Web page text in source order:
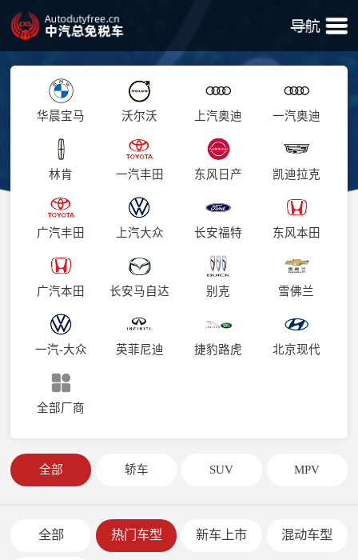
华晨宝马 沃尔沃 上汽奥迪 一汽奥迪
林肯 一汽丰田 东风日产 凯迪拉克
广汽丰田 上汽大众 长安福特 东风本田
广汽本田 长安马自达 别克 雪佛兰
一汽-大众 英菲尼迪 捷豹路虎 北京现代
全部厂商
全部 轿车 SUV MPV
全部 热门车型 新车上市 混动车型